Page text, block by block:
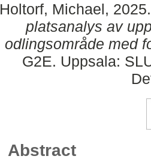
Holtorf, Michael,
platsanalys av
odlingsområde med
G2E. Uppsala:
Abstract